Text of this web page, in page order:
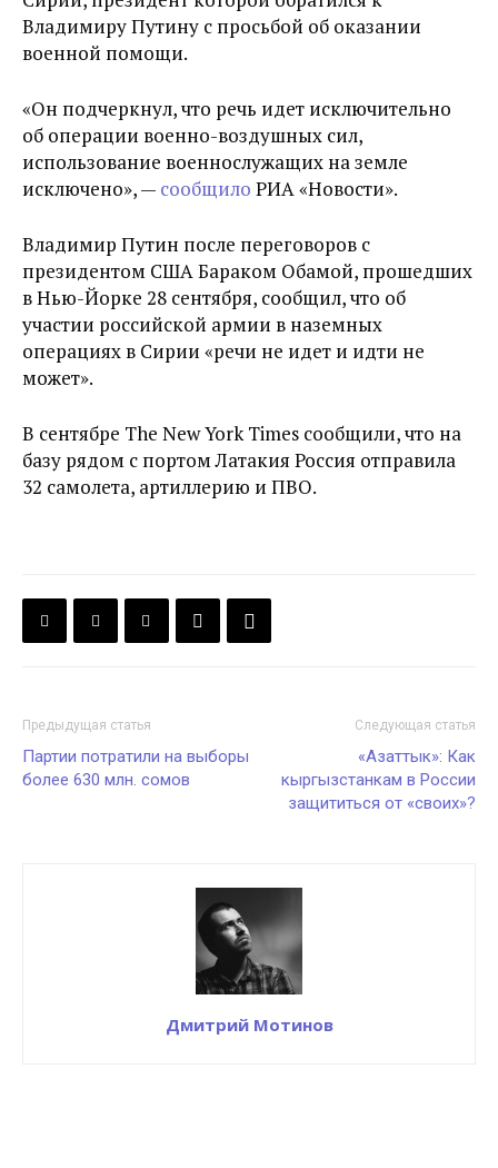
Владимиру Путину с просьбой об оказании
военной помощи.
«Он подчеркнул, что речь идет исключительно
об операции военно-воздушных сил,
использование военнослужащих на земле
исключено», — сообщило РИА «Новости».
Владимир Путин после переговоров с
президентом США Бараком Обамой, прошедших
в Нью-Йорке 28 сентября, сообщил, что об
участии российской армии в наземных
операциях в Сирии «речи не идет и идти не
может».
В сентябре The New York Times сообщили, что на
базу рядом с портом Латакия Россия отправила
32 самолета, артиллерию и ПВО.
Предыдущая статья
Партии потратили на выборы
более 630 млн. сомов
Следующая статья
«Азаттык»: Как
кыргызстанкам в России
защититься от «своих»?
Дмитрий Мотинов